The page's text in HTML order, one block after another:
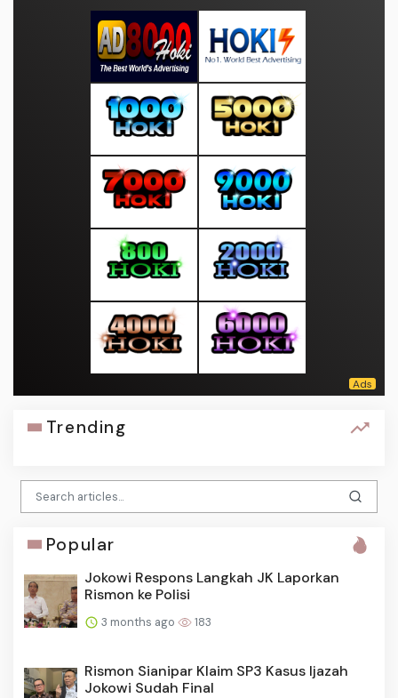
Trending
Popular
Jokowi Respons Langkah JK Laporkan
Rismon ke Polisi
3 months ago 183
Rismon Sianipar Klaim SP3 Kasus Ijazah
Jokowi Sudah Final